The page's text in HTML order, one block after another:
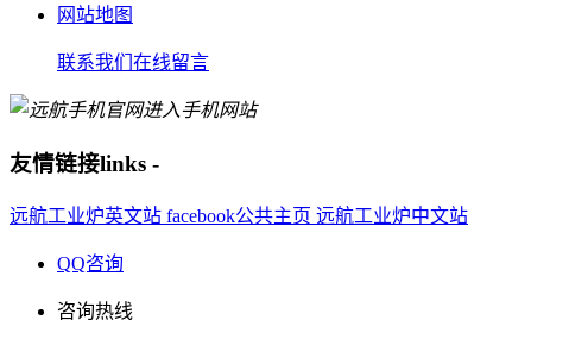
网站地图
联系我们 在线留言
进入手机网站
友情链接links -
远航工业炉英文站 facebook公共主页 远航工业炉中文站
QQ咨询
咨询热线